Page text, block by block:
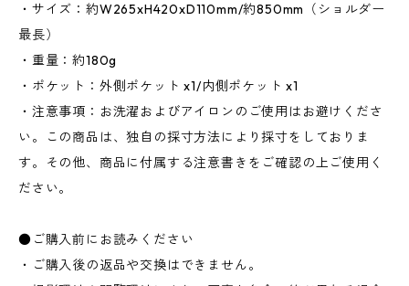
・サイズ：約W265xH420xD110mm/約850mm（ショルダー
最長）
・重量：約180g
・ポケット：外側ポケット x1/内側ポケット x1
・注意事項：お洗濯およびアイロンのご使用はお避けくださ
い。この商品は、独自の採寸方法により採寸をしておりま
す。その他、商品に付属する注意書きをご確認の上ご使用く
ださい。
●ご購入前にお読みください
・ご購入後の返品や交換はできません。